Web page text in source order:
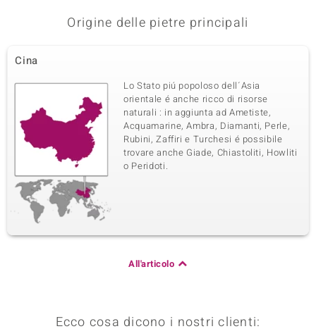
Origine delle pietre principali
Cina
Lo Stato piú popoloso dell´Asia
orientale é anche ricco di risorse
naturali : in aggiunta ad Ametiste,
Acquamarine, Ambra, Diamanti, Perle,
Rubini, Zaffiri e Turchesi é possibile
trovare anche Giade, Chiastoliti, Howliti
o Peridoti.
All'articolo
Ecco cosa dicono i nostri clienti: